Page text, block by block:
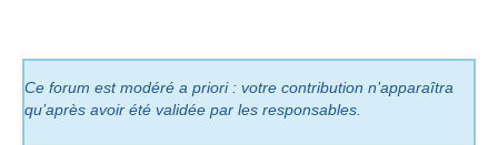
Ce forum est modéré a priori : votre contribution n’apparaîtra
qu’après avoir été validée par les responsables.